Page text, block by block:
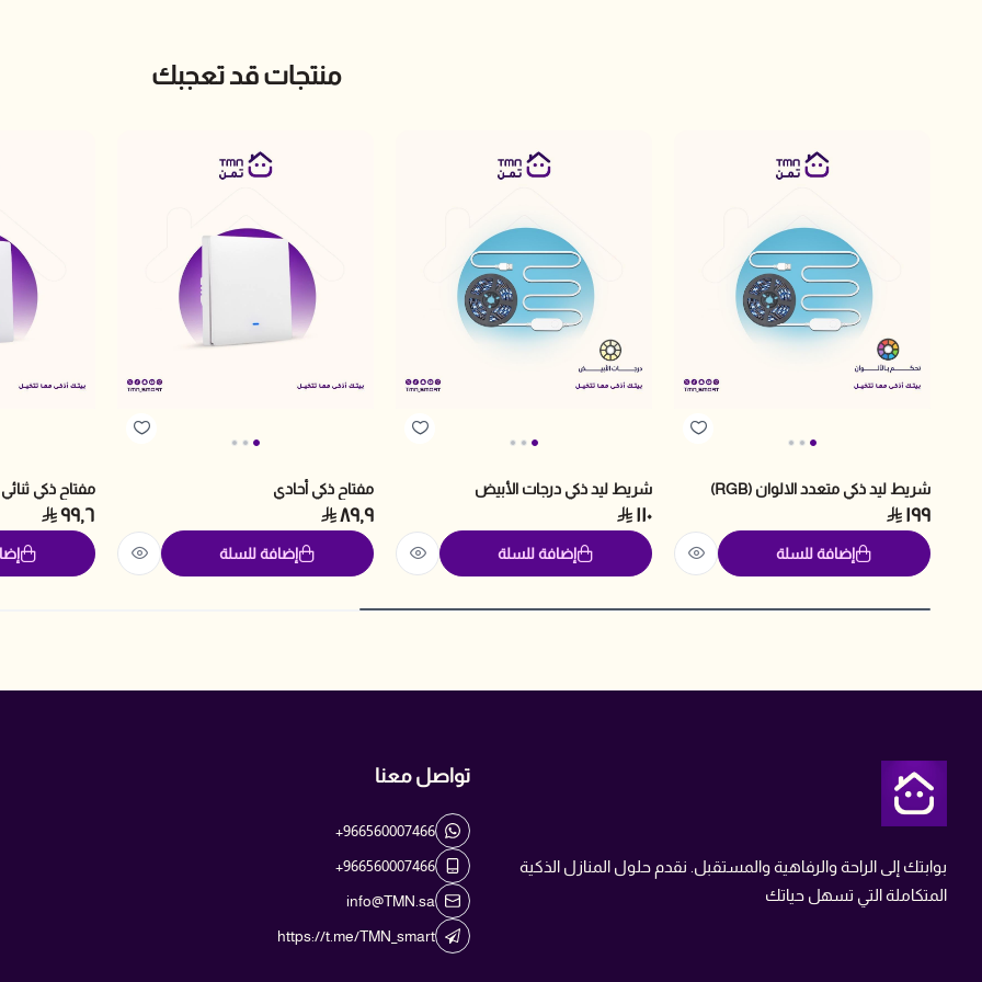
منتجات قد تعجبك
شريط ليد ذكي متعدد الالوان (RGB)
١٩٩
إضافة للسلة
شريط ليد ذكي درجات الأبيض
١١٠
إضافة للسلة
مفتاح ذكي أحادي
٨٩٫٩
إضافة للسلة
مفتاح ذكي ثنائي
٩٩٫٦
بوابتك إلى الراحة والرفاهية والمستقبل. نقدم حلول المنازل الذكية
المتكاملة التي تسهل حياتك
تواصل معنا
+966560007466
+966560007466
info@TMN.sa
https://t.me/TMN_smart